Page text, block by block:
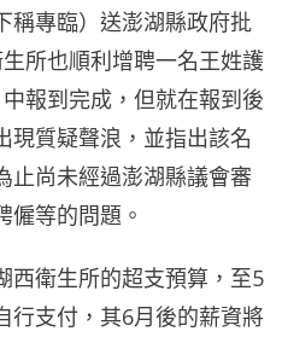
稱專臨）送澎湖縣政府批
所也順利增聘一名王姓護
報到完成，但就在報到後
現質疑聲浪，並指出該名
止尚未經過澎湖縣議會審
僱等的問題。
西衛生所的超支預算，至5
行支付，其6月後的薪資將